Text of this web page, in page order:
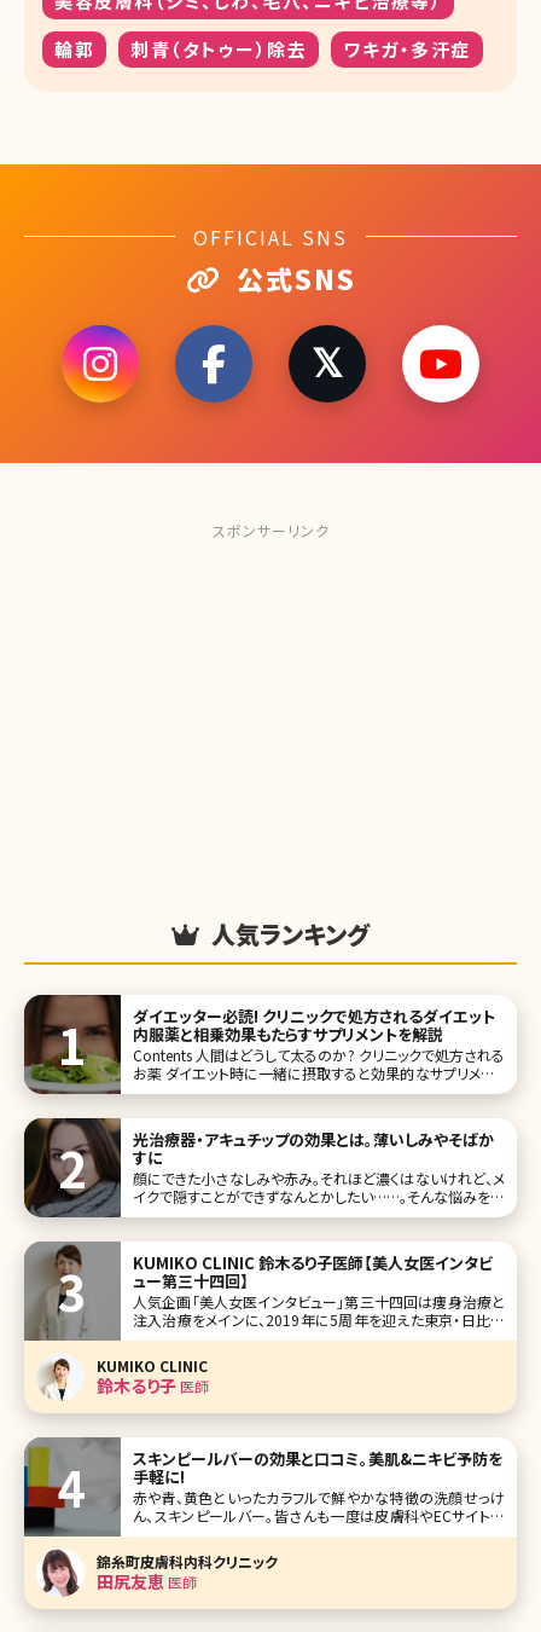
輪郭
刺青（タトゥー）除去 ワキガ・多汗症
OFFICIAL SNS
公式SNS
スポンサーリンク
人気ランキング
ダイエッター必読! クリニックで処方されるダイエット
内服薬と相乗効果もたらすサプリメントを解説
Contents 人間はどうして太るのか? クリニックで処方される
お薬 ダイエット時に一緒に摂取すると効果的なサプリメント
おわりに ふと鏡を見ると、ぽっこりでたお腹、ムチムチな二の
光治療器・アキュチップの効果とは。薄いしみやそばか
すに
顔にできた小さなしみや赤み。それほど濃くはないけれど、メ
イクで隠すことができずなんとかしたい……。そんな悩みを改
善できるのが、アキュチップです。フォトフェイシャルに用いら
KUMIKO CLINIC 鈴木るり子医師【美人女医インタビ
ュー第三十四回】
人気企画「美人女医インタビュー」第三十四回は痩身治療と
注入治療をメインに、2019年に5周年を迎えた東京・日比谷
のKUMIKO CLINICの鈴木るり子（すずきるりこ）先生です。 優
から、美容へ移り、痩身治療については内科医の経験がある
か
KUMIKO CLINIC
鈴木るり子医師
スキンピールバーの効果と口コミ。美肌&ニキビ予防を
手軽に!
赤や青、黄色といったカラフルで鮮やかな特徴の洗顔せっけ
ん、スキンピールバー。皆さんも一度は皮膚科やECサイトな
どで見かけたことがあるのではないでしょうか。ピーリング効
果のあるせっけんで、洗顔感覚でピーリングできるというア
イテムです。興
錦糸町皮膚科内科クリニック
田尻友恵医師